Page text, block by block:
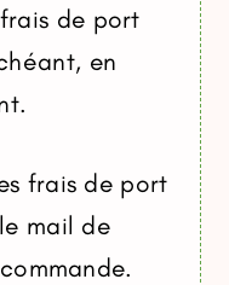
de port
en
frais de port
mail de